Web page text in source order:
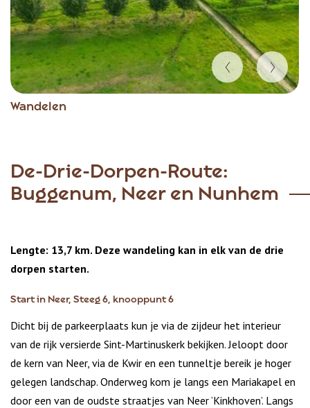
Wandelen
Item
De-Drie-Dorpen-Route:
Buggenum, Neer en Nunhem
Lengte: 13,7 km. Deze wandeling kan in elk van de drie
dorpen starten.
Start in Neer, Steeg 6, knooppunt 6
Dicht bij de parkeerplaats kun je via de zijdeur het interieur
van de rijk versierde Sint-Martinuskerk bekijken. Jeloopt door
de kern van Neer, via de Kwir en een tunneltje bereik je hoger
gelegen landschap. Onderweg kom je langs een Mariakapel en
door een van de oudste straatjes van Neer ’Kinkhoven’. Langs